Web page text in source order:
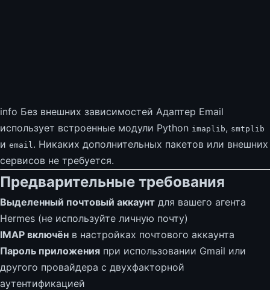
info Без внешних зависимостей Адаптер Email
использует встроенные модули Python imaplib, smtplib
и email. Никаких дополнительных пакетов или внешних
сервисов не требуется.
Предварительные требования
Выделенный почтовый аккаунт для вашего агента
Hermes (не используйте личную почту)
IMAP включён в настройках почтового аккаунта
Пароль приложения при использовании Gmail или
другого провайдера с двухфакторной
аутентификацией